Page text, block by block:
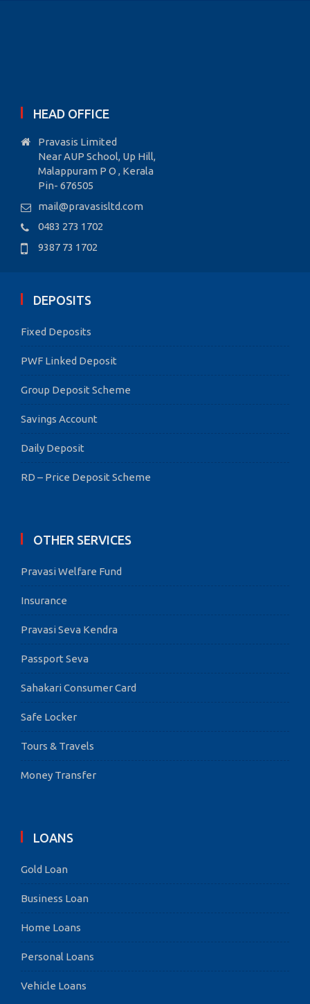
HEAD OFFICE
Pravasis Limited
Near AUP School, Up Hill,
Malappuram P O , Kerala
Pin- 676505
mail@pravasisltd.com
0483 273 1702
9387 73 1702
DEPOSITS
Fixed Deposits
PWF Linked Deposit
Group Deposit Scheme
Savings Account
Daily Deposit
RD – Price Deposit Scheme
OTHER SERVICES
Pravasi Welfare Fund
Insurance
Pravasi Seva Kendra
Passport Seva
Sahakari Consumer Card
Safe Locker
Tours & Travels
Money Transfer
LOANS
Gold Loan
Business Loan
Home Loans
Personal Loans
Vehicle Loans